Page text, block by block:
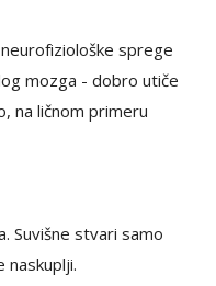
sprege
mozga - dobro utiče
na ličnom primeru
Suvišne stvari samo
naskuplji.